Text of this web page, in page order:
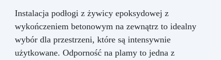
Instalacja podłogi z żywicy epoksydowej z
wykończeniem betonowym na zewnątrz to idealny
wybór dla przestrzeni, które są intensywnie
użytkowane. Odporność na plamy to jedna z